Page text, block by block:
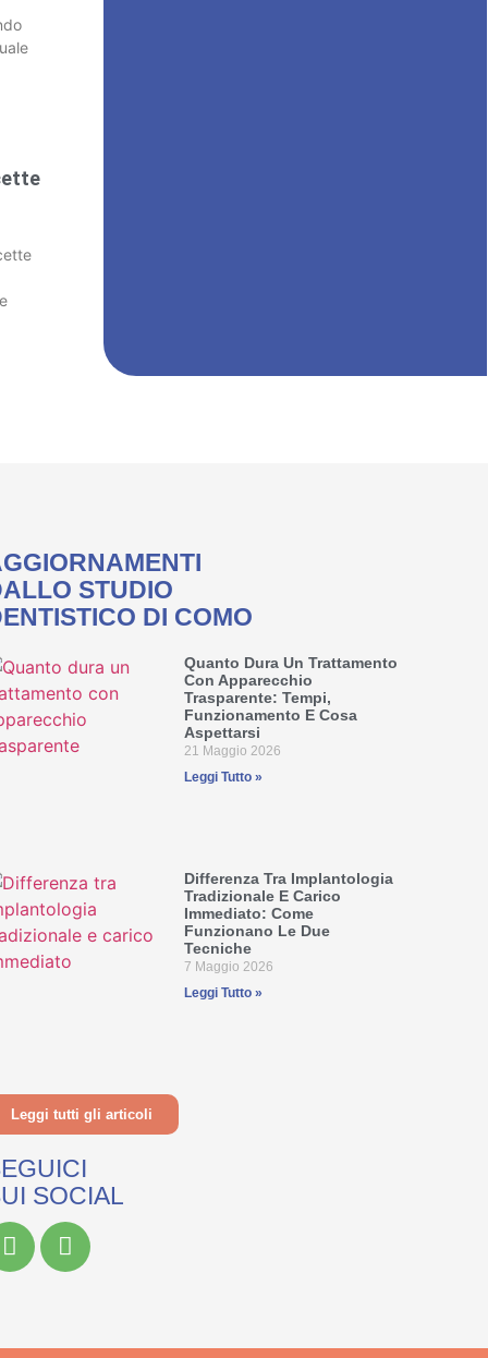
STUDIO
DI COMO
Quanto Dura Un Trattamento
Con Apparecchio
Trasparente: Tempi,
Funzionamento E Cosa
Aspettarsi
21 Maggio 2026
Leggi Tutto »
Differenza Tra Implantologia
Tradizionale E Carico
Immediato: Come
Funzionano Le Due
Tecniche
7 Maggio 2026
Leggi Tutto »
Leggi tutti gli articoli
SOCIAL